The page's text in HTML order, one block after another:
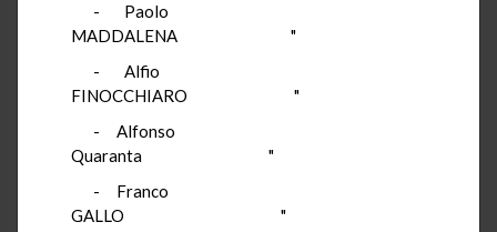
- Paolo
MADDALENA "
- Alfio
FINOCCHIARO "
- Alfonso
Quaranta "
- Franco
GALLO "